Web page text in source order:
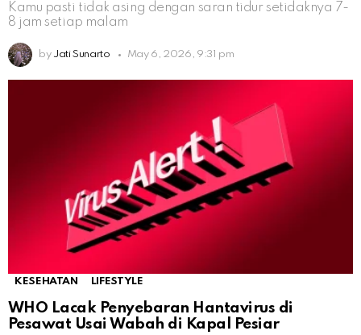
Kamu pasti tidak asing dengan saran tidur setidaknya 7-
8 jam setiap malam
by Jati Sunarto May 6, 2026, 9:31 pm
KESEHATAN LIFESTYLE
WHO Lacak Penyebaran Hantavirus di
Pesawat Usai Wabah di Kapal Pesiar